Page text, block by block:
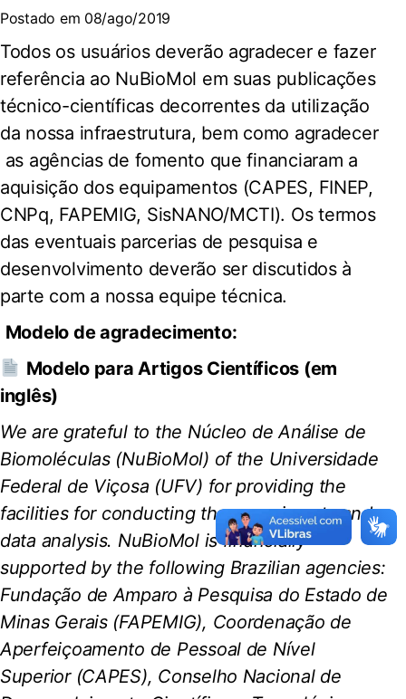
Postado em 08/ago/2019
Todos os usuários deverão agradecer e fazer
referência ao NuBioMol em suas publicações
técnico-científicas decorrentes da utilização
da nossa infraestrutura, bem como agradecer
as agências de fomento que financiaram a
aquisição dos equipamentos (CAPES, FINEP,
CNPq, FAPEMIG, SisNANO/MCTI). Os termos
das eventuais parcerias de pesquisa e
desenvolvimento deverão ser discutidos à
parte com a nossa equipe técnica.
Modelo de agradecimento:
Modelo para Artigos Científicos (em
inglês)
We are grateful to the Núcleo de Análise de
Biomoléculas (NuBioMol) of the Universidade
Federal de Viçosa (UFV) for providing the
facilities for conducting the experiments and
data analysis. NuBioMol is financially
supported by the following Brazilian agencies:
Fundação de Amparo à Pesquisa do Estado de
Minas Gerais (FAPEMIG), Coordenação de
Aperfeiçoamento de Pessoal de Nível
Superior (CAPES), Conselho Nacional de